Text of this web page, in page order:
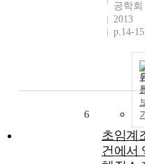
공학회
2013
p.14-15
6
초임계
건에서